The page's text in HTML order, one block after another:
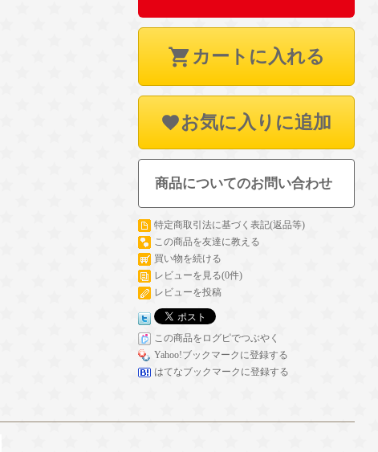
カートに入れる
お気に入りに追加
商品についてのお問い合わせ
特定商取引法に基づく表記(返品等)
この商品を友達に教える
買い物を続ける
レビューを見る(0件)
レビューを投稿
この商品をログピでつぶやく
Yahoo!ブックマークに登録する
はてなブックマークに登録する